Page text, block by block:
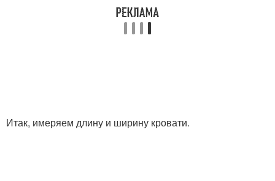
Итак, имеряем длину и ширину кровати.